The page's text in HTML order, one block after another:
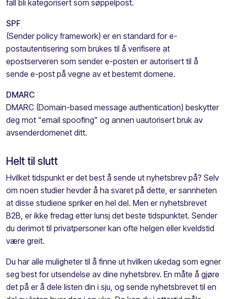
fall bli kategorisert som søppelpost.
SPF
(Sender policy framework) er en standard for e-
postautentisering som brukes til å verifisere at
epostserveren som sender e-posten er autorisert til å
sende e-post på vegne av et bestemt domene.
DMARC
DMARC (Domain-based message authentication) beskytter
deg mot “email spoofing” og annen uautorisert bruk av
avsenderdomenet ditt.
Helt til slutt
Hvilket tidspunkt er det best å sende ut nyhetsbrev på? Selv
om noen studier hevder å ha svaret på dette, er sannheten
at disse studiene spriker en hel del. Men er nyhetsbrevet
B2B, er ikke fredag etter lunsj det beste tidspunktet. Sender
du derimot til privatpersoner kan ofte helgen eller kveldstid
være greit.
Du har alle muligheter til å finne ut hvilken ukedag som egner
seg best for utsendelse av dine nyhetsbrev. En måte å gjøre
det på er å dele listen din i sju, og sende nyhetsbrevet til en